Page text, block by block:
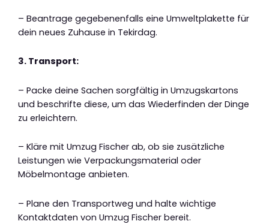
– Beantrage gegebenenfalls eine Umweltplakette für
dein neues Zuhause in Tekirdag.
3. Transport:
– Packe deine Sachen sorgfältig in Umzugskartons
und beschrifte diese, um das Wiederfinden der Dinge
zu erleichtern.
– Kläre mit Umzug Fischer ab, ob sie zusätzliche
Leistungen wie Verpackungsmaterial oder
Möbelmontage anbieten.
– Plane den Transportweg und halte wichtige
Kontaktdaten von Umzug Fischer bereit.